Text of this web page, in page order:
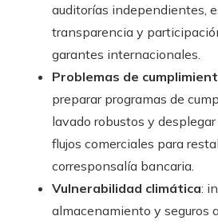
auditorías independientes,
transparencia y
garantes internacionales.
Problemas de
preparar programas de
lavado robustos y
flujos comerciales para
corresponsalía bancaria.
Vulnerabilidad climática:
almacenamiento y seguros